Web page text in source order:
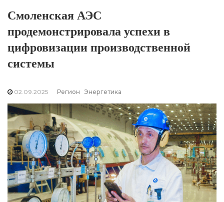
Смоленская АЭС
продемонстрировала успехи в
цифровизации производственной
системы
02.09.2025 Регион Энергетика